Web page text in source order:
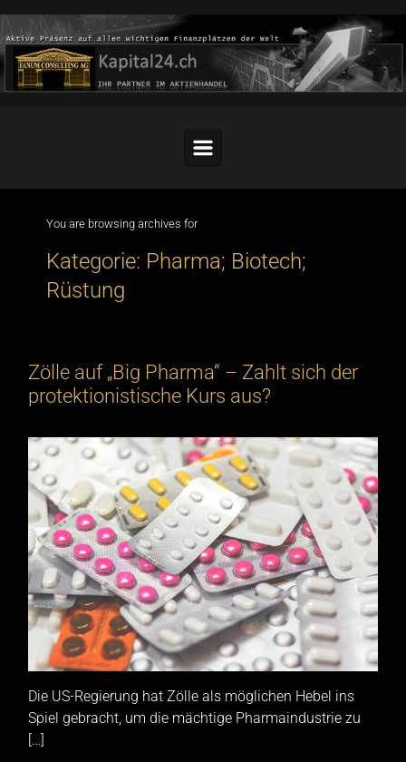
Skip to main content
You are browsing archives for
Kategorie: Pharma; Biotech;
Rüstung
Zölle auf „Big Pharma“ – Zahlt sich der
protektionistische Kurs aus?
Die US-Regierung hat Zölle als möglichen Hebel ins
Spiel gebracht, um die mächtige Pharmaindustrie zu
[…]